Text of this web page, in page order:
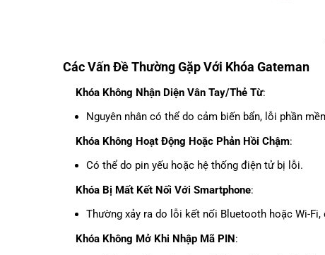
Các Vấn Đề Thường Gặp Với Khóa Gateman
Khóa Không Nhận Diện Vân Tay/Thẻ Từ:
Nguyên nhân có thể do cảm biến bẩn, lỗi phần
Khóa Không Hoạt Động Hoặc Phản Hồi Chậm:
Có thể do pin yếu hoặc hệ thống điện tử bị lỗi.
Khóa Bị Mất Kết Nối Với Smartphone:
Thường xảy ra do lỗi kết nối Bluetooth hoặc Wi-
Khóa Không Mở Khi Nhập Mã PIN: